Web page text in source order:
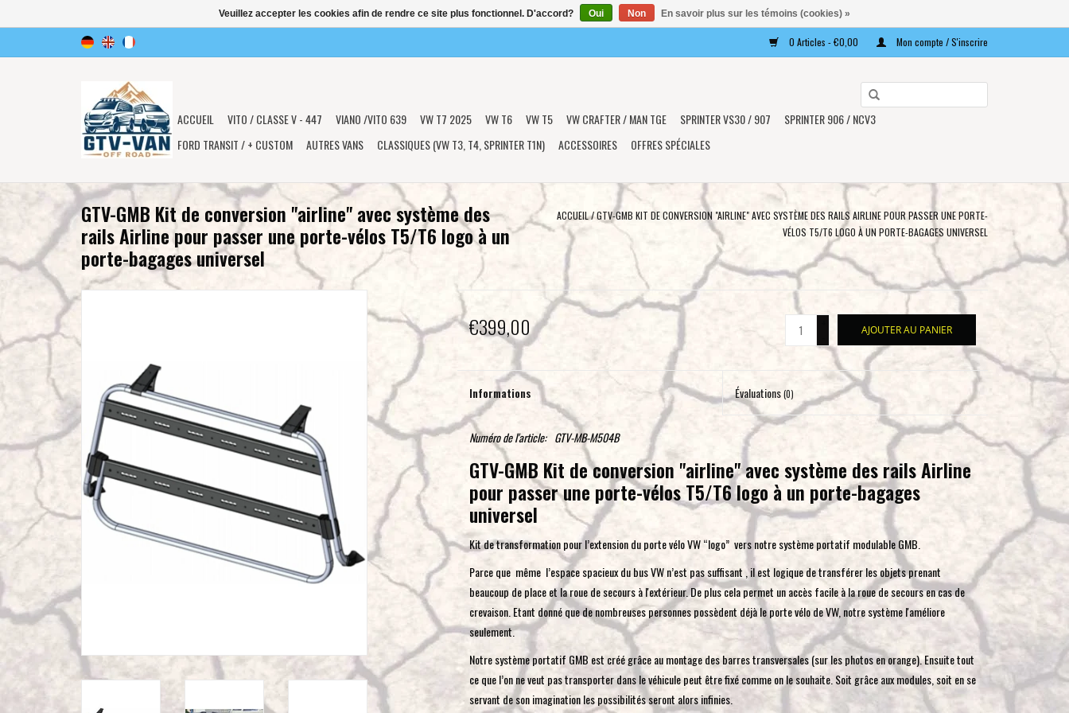
0 Articles - €0,00 Mon compte / S'inscrire
sélectionner
résultat
Entrée
pour
de
recherche
sélectionné.
Les
utilisateurs
d'appareils
tactiles
peuvent
de
gestes
tels
ACCUEIL VITO / CLASSE V - 447 VIANO /VITO 639 VW T7 2025 VW T6 VW T5 VW CRAFTER / MAN TGE SPRINTER VS30 / 907
SPRINTER 906 / NCV3
FORD TRANSIT / + CUSTOM
AUTRES VANS CLASSIQUES (VW T3, T4, SPRINTER T1N) ACCESSOIRES OFFRES SPÉCIALES
GTV-GMB Kit de conversion "airline" avec système des
rails Airline pour passer une porte-vélos T5/T6 logo à un
porte-bagages universel
ACCUEIL/GTV-GMB KIT DE CONVERSION "AIRLINE" AVEC SYSTÈME DES RAILS AIRLINE POUR PASSER UNE PORTE-
VÉLOS T5/T6 LOGO À UN PORTE-BAGAGES UNIVERSEL
€399,00 AJOUTER AU PANIER
Informations Évaluations(0)
Numéro de l'article: GTV-MB-M504B
GTV-GMB Kit de conversion "airline" avec système des rails Airline
pour passer une porte-vélos T5/T6 logo à un porte-bagages
universel
Kit de transformation pour l’extension du porte vélo VW “logo” vers notre système portatif modulable GMB.
Parce que même l’espace spacieux du bus VW n’est pas suffisant , il est logique de transférer les objets prenant
beaucoup de place et la roue de secours à l'extérieur. De plus cela permet un accès facile à la roue de secours en cas de
crevaison. Etant donné que de nombreuses personnes possèdent déjà le porte vélo de VW, notre système l'améliore
seulement.
Notre système portatif GMB est créé grâce au montage des barres transversales (sur les photos en orange). Ensuite tout
ce que l’on ne veut pas transporter dans le véhicule peut être fixé comme on le souhaite. Soit grâce aux modules, soit en se
servant de son imagination les possibilités seront alors infinies.
Veuillez accepter les cookies afin de rendre ce site plus fonctionnel. D'accord? Oui Non En savoir plus sur les témoins (cookies) »